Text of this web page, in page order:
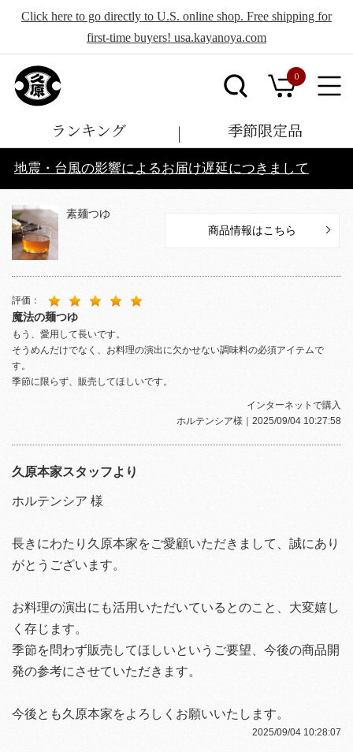
Click here to go directly to U.S. online shop. Free shipping for
first-time buyers! usa.kayanoya.com
0
ランキング 季節限定品
地震・台風の影響によるお届け遅延につきまして
素麺つゆ
商品情報はこちら
評価：
魔法の麺つゆ
もう、愛用して長いです。
そうめんだけでなく、お料理の演出に欠かせない調味料の必須アイテムで
す。
季節に限らず、販売してほしいです。
インターネットで購入
ホルテンシア様 ｜2025/09/04 10:27:58
久原本家スタッフより
ホルテンシア 様
長きにわたり久原本家をご愛顧いただきまして、誠にあり
がとうございます。
お料理の演出にも活用いただいているとのこと、大変嬉し
く存じます。
季節を問わず販売してほしいというご要望、今後の商品開
発の参考にさせていただきます。
今後とも久原本家をよろしくお願いいたします。
2025/09/04 10:28:07